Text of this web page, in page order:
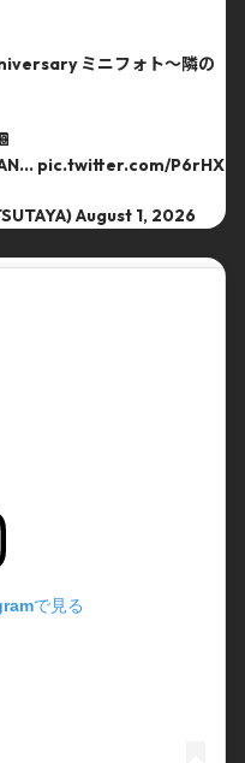
ミニフォト〜隣の
… pic.twitter.com/P6rHX
August 1, 2026
で見る